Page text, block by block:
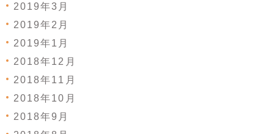
2019年3月
2019年2月
2019年1月
2018年12月
2018年11月
2018年10月
2018年9月